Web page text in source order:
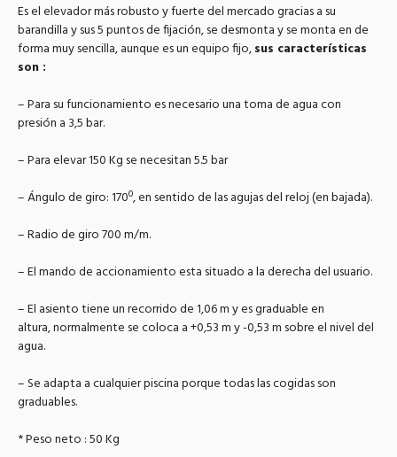
Es el elevador más robusto y fuerte del mercado gracias a su
barandilla y sus 5 puntos de fijación, se desmonta y se monta en de
forma muy sencilla, aunque es un equipo fijo,sus características
son :
– Para su funcionamiento es necesario una toma de agua con
presión a 3,5 bar.
– Para elevar 150 Kg se necesitan 5.5 bar
– Ángulo de giro: 170º, en sentido de las agujas del reloj (en bajada).
– Radio de giro 700 m/m.
– El mando de accionamiento esta situado a la derecha del usuario.
– El asiento tiene un recorrido de 1,06 m y es graduable en
altura, normalmente se coloca a +0,53 m y -0,53 m sobre el nivel del
agua.
– Se adapta a cualquier piscina porque todas las cogidas son
graduables.
* Peso neto : 50 Kg